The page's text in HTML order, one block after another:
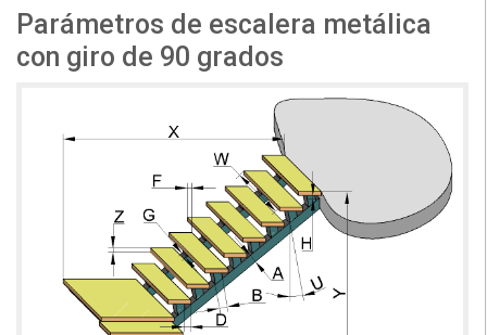
Parámetros de escalera metálica
con giro de 90 grados